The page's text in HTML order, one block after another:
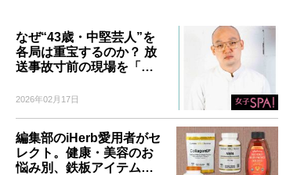
なぜ“43歳・中堅芸人”を
各局は重宝するのか？ 放
送事故寸前の現場を「…
2026年02月17日
編集部のiHerb愛用者がセ
レクト。健康・美容のお
悩み別、鉄板アイテム…